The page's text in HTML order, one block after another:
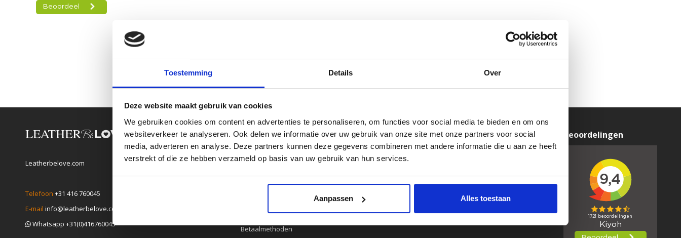
Toestemming Details Over
Deze website maakt gebruik van cookies
We gebruiken cookies om content en advertenties te personaliseren, om functies voor social media te bieden en om ons
websiteverkeer te analyseren. Ook delen we informatie over uw gebruik van onze site met onze partners voor social
media, adverteren en analyse. Deze partners kunnen deze gegevens combineren met andere informatie die u aan ze heeft
verstrekt of die ze hebben verzameld op basis van uw gebruik van hun services.
Aanpassen Alles toestaan
Leatherbelove.com
Telefoon +31 416 760045
E-mail info@leatherbelove.com
Whatsapp +31(0)416760045
Klantenservice
Contact klantenservice
Leatherbelove
Instructies inkorten riem
Betaalmethoden
Categorieën
HERENRIEMEN
Mijn account
Mijn tickets
Mijn verlanglijst
Vergelijk producten
Beoordelingen